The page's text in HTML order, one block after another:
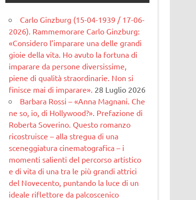
Carlo Ginzburg (15-04-1939 / 17-06-
2026). Rammemorare Carlo Ginzburg:
«Considero l’imparare una delle grandi
gioie della vita. Ho avuto la fortuna di
imparare da persone diversissime,
piene di qualità straordinarie. Non si
finisce mai di imparare». 28 Luglio 2026
Barbara Rossi – «Anna Magnani. Che
ne so, io, di Hollywood?». Prefazione di
Roberta Soverino. Questo romanzo
ricostruisce – alla stregua di una
sceneggiatura cinematogra­fica – i
momenti salienti del percorso artistico
e di vita di una tra le più grandi attrici
del Novecento, puntando la luce di un
ideale riflettore da palcoscenico